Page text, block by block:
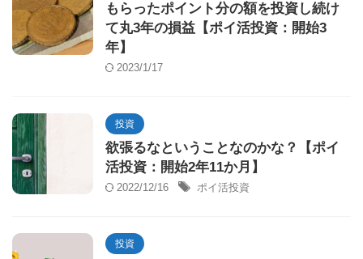
もらったポイント分の額を投資し続け
て丸3年の損益【ポイ活投資：開始3
年】
2023/1/17
投資
欲張るなということなのかな？【ポイ
活投資：開始2年11か月】
2022/12/16 ポイ活投資
投資